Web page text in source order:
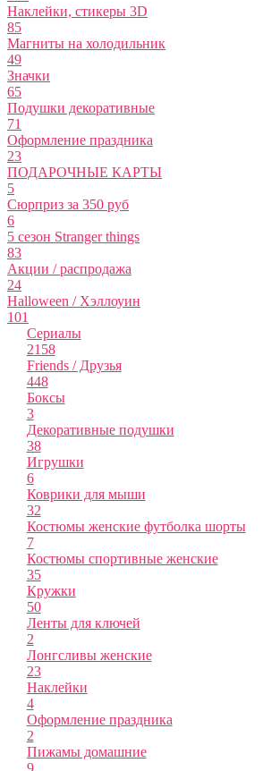
Наклейки, стикеры 3D
85
Магниты на холодильник
49
Значки
65
Подушки декоративные
71
Оформление праздника
23
ПОДАРОЧНЫЕ КАРТЫ
5
Сюрприз за 350 руб
6
5 сезон Stranger things
83
Акции / распродажа
24
Halloween / Хэллоуин
101
Сериалы
2158
Friends / Друзья
448
Боксы
3
Декоративные подушки
38
Игрушки
6
Коврики для мыши
32
Костюмы женские футболка шорты
7
Костюмы спортивные женские
35
Кружки
50
Ленты для ключей
2
Лонгсливы женские
23
Наклейки
4
Оформление праздника
2
Пижамы домашние